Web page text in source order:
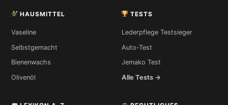
HAUSMITTEL
Vaseline
Selbstgemacht
Bienenwachs
Olivenöl
TESTS
Lederpflege Testsieger
Auto-Test
Jemako Test
Alle Tests →